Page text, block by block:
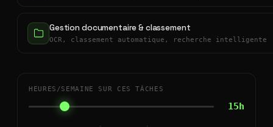
Gestion documentaire & classement
OCR, classement automatique, recherche intelligente
HEURES/SEMAINE SUR CES TÂCHES
15h